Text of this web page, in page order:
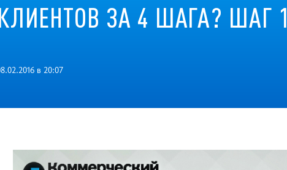
ЗА 4 ШАГА? ШАГ 1
в 20:07